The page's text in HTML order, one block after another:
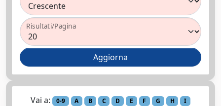
Risultati/Pagina
Vai a: 0-9 A B C D E F G H
I